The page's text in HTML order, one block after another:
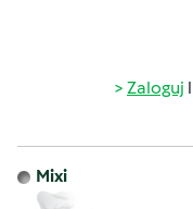
Zaloguj
Mixi